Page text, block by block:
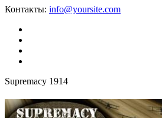
Контакты: info@yoursite.com
Supremacy 1914